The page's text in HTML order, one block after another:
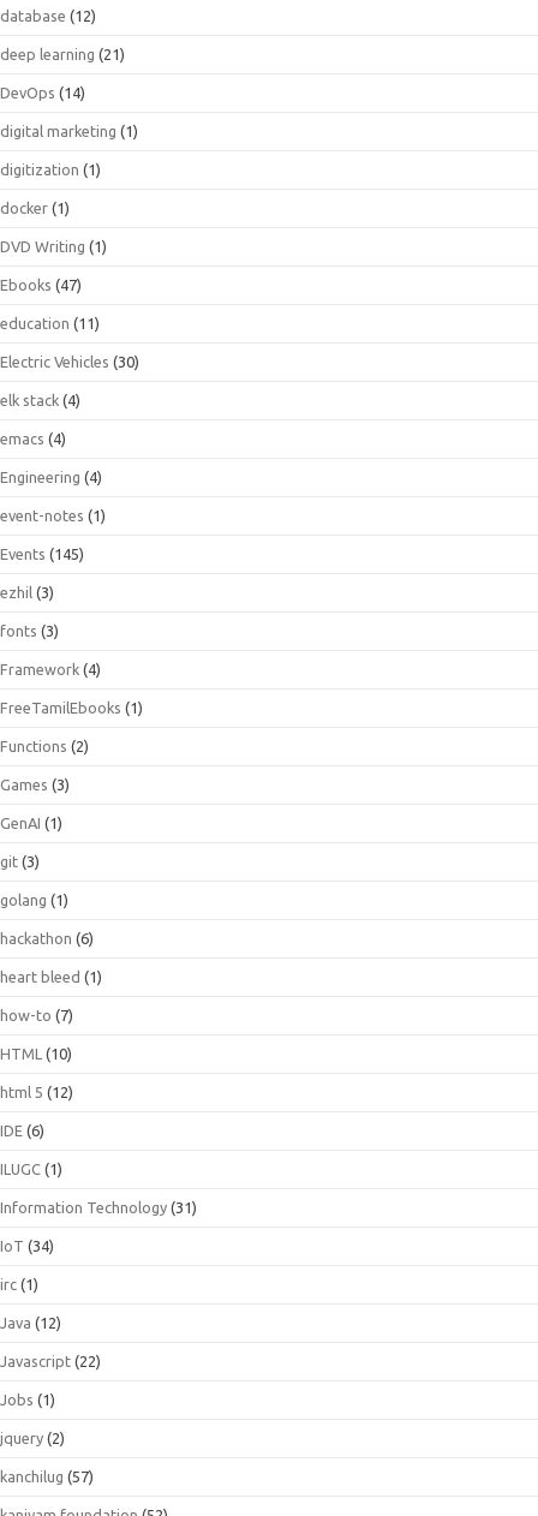
database (12)
deep learning (21)
DevOps (14)
digital marketing (1)
digitization (1)
docker (1)
DVD Writing (1)
Ebooks (47)
education (11)
Electric Vehicles (30)
elk stack (4)
emacs (4)
Engineering (4)
event-notes (1)
Events (145)
ezhil (3)
fonts (3)
Framework (4)
FreeTamilEbooks (1)
Functions (2)
Games (3)
GenAI (1)
git (3)
golang (1)
hackathon (6)
heart bleed (1)
how-to (7)
HTML (10)
html 5 (12)
IDE (6)
ILUGC (1)
Information Technology (31)
IoT (34)
irc (1)
Java (12)
Javascript (22)
Jobs (1)
jquery (2)
kanchilug (57)